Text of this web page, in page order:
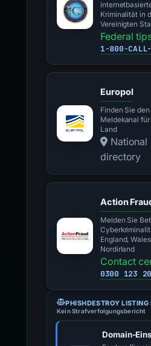
Kriminalität in
Vereinigten
Federal
1-800-
Europol
Finden Sie
Meldekanal für
Land
National
directory
Action
Melden Sie
England,
Nordirland
Contact
0300 123
PHISHDESTROY LISTING
Kein Strafverfolgungsbericht
Domain-